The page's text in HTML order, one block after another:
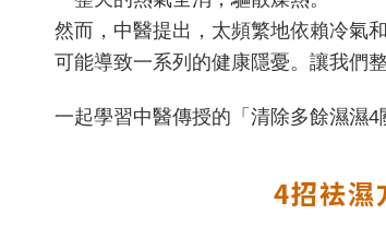
然而，中醫提出，太頻繁地依賴冷氣
可能導致一系列的健康隱憂。讓我們
一起學習中醫傳授的「清除多餘濕濕
4招袪濕